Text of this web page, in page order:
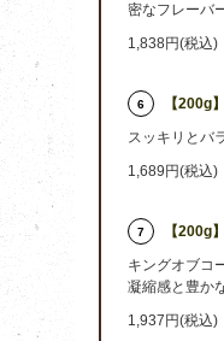
密なフレーバ
1,838円(税込)
6
【200g
スッキリとバ
1,689円(税込)
7
【200g
キングオブコ
凝縮感と豊か
1,937円(税込)